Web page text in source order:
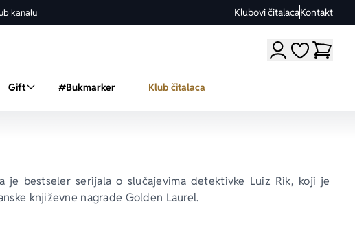
kanalu Klubovi čitalacaKontakt
Moji omiljeni
Gift #Bukmarker Klub čitalaca
je bestseler serijala o slučajevima detektivke Luiz Rik, koji je
književne nagrade Golden Laurel.